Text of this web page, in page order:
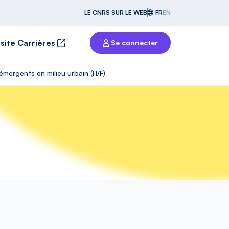
LE CNRS SUR LE WEB FREN
Carrières Se connecter
en milieu urbain (H/F)